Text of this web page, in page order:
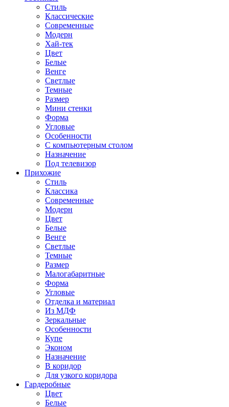
Стиль
Классические
Современные
Модерн
Хай-тек
Цвет
Белые
Венге
Светлые
Темные
Размер
Мини стенки
Форма
Угловые
Особенности
С компьютерным столом
Назначение
Под телевизор
Прихожие
Стиль
Классика
Современные
Модерн
Цвет
Белые
Венге
Светлые
Темные
Размер
Малогабаритные
Форма
Угловые
Отделка и материал
Из МДФ
Зеркальные
Особенности
Купе
Эконом
Назначение
В коридор
Для узкого коридора
Гардеробные
Цвет
Белые